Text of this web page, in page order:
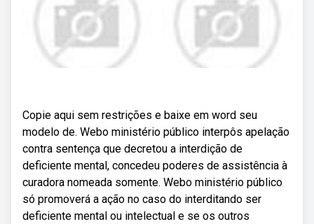
Copie aqui sem restrições e baixe em word seu
modelo de. Webo ministério público interpôs apelação
contra sentença que decretou a interdição de
deficiente mental, concedeu poderes de assistência à
curadora nomeada somente. Webo ministério público
só promoverá a ação no caso do interditando ser
deficiente mental ou intelectual e se os outros